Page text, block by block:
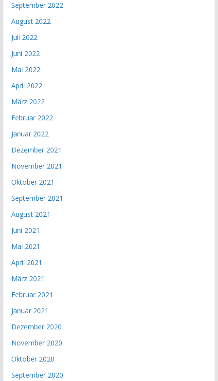
September 2022
August 2022
Juli 2022
Juni 2022
Mai 2022
April 2022
März 2022
Februar 2022
Januar 2022
Dezember 2021
November 2021
Oktober 2021
September 2021
August 2021
Juni 2021
Mai 2021
April 2021
März 2021
Februar 2021
Januar 2021
Dezember 2020
November 2020
Oktober 2020
September 2020